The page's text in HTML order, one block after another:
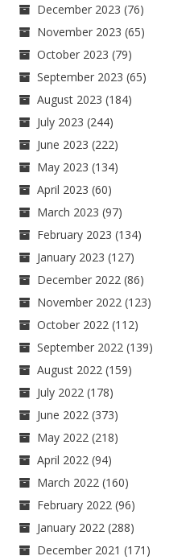
December 2023 (76)
November 2023 (65)
October 2023 (79)
September 2023 (65)
August 2023 (184)
July 2023 (244)
June 2023 (222)
May 2023 (134)
April 2023 (60)
March 2023 (97)
February 2023 (134)
January 2023 (127)
December 2022 (86)
November 2022 (123)
October 2022 (112)
September 2022 (139)
August 2022 (159)
July 2022 (178)
June 2022 (373)
May 2022 (218)
April 2022 (94)
March 2022 (160)
February 2022 (96)
January 2022 (288)
December 2021 (171)